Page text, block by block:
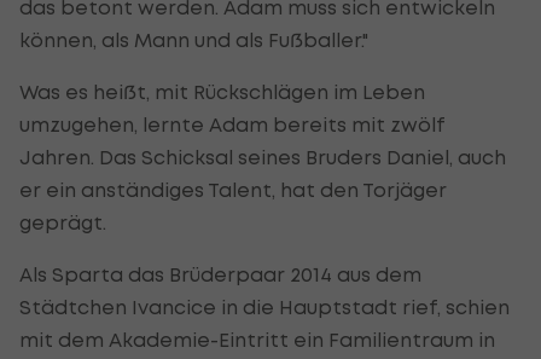
das betont werden. Adam muss sich entwickeln
können, als Mann und als Fußballer."
Was es heißt, mit Rückschlägen im Leben
umzugehen, lernte Adam bereits mit zwölf
Jahren. Das Schicksal seines Bruders Daniel, auch
er ein anständiges Talent, hat den Torjäger
geprägt.
Als Sparta das Brüderpaar 2014 aus dem
Städtchen Ivancice in die Hauptstadt rief, schien
mit dem Akademie-Eintritt ein Familientraum in